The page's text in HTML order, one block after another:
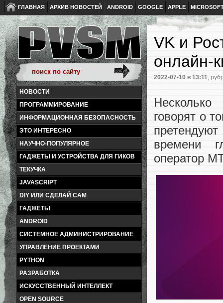
ГЛАВНАЯ АРХИВ НОВОСТЕЙ ANDROID GOOGLE APPLE
НОВОСТИ
ПРОГРАММИРОВАНИЕ
ИНФОРМАЦИОННАЯ БЕЗОПАСНОСТЬ
ЭТО ИНТЕРЕСНО
НАУЧНО-ПОПУЛЯРНОЕ
ГАДЖЕТЫ И УСТРОЙСТВА ДЛЯ ГИКОВ
ТЕКУЧКА
JAVASCRIPT
DIY ИЛИ СДЕЛАЙ САМ
ГАДЖЕТЫ
ANDROID
СИСТЕМНОЕ АДМИНИСТРИРОВАНИЕ
УПРАВЛЕНИЕ ПРОЕКТАМИ
PYTHON
РАЗРАБОТКА
ИСКУССТВЕННЫЙ ИНТЕЛЛЕКТ
OPEN SOURCE
VK и
онлайн-
2022-07-10 в 13:11,
говорят о
времени
оператор